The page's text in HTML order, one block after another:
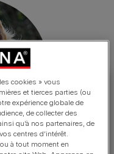
cookies » vous
et tierces parties (ou
expérience globale de
de collecter des
qu’à nos partenaires, de
centres d’intérêt.
ou à tout moment en